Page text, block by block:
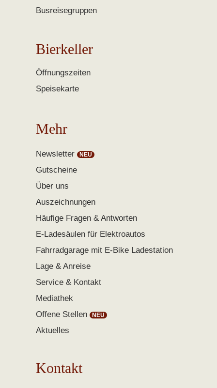
Busreisegruppen
Bierkeller
Öffnungszeiten
Speisekarte
Mehr
Newsletter
Gutscheine
Über uns
Auszeichnungen
Häufige Fragen & Antworten
E-Ladesäulen für Elektroautos
Fahrradgarage mit E-Bike Ladestation
Lage & Anreise
Service & Kontakt
Mediathek
Offene Stellen
Aktuelles
Kontakt